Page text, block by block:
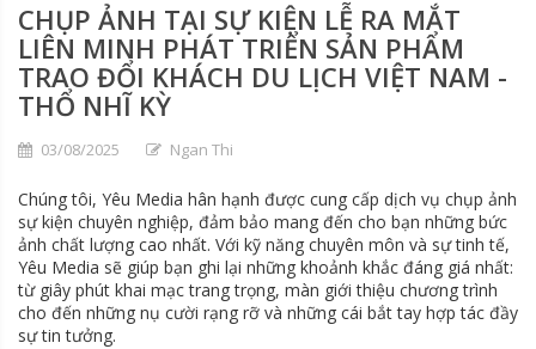
CHỤP ẢNH TẠI SỰ KIỆN LỄ RA MẮT
LIÊN MINH PHÁT TRIỂN SẢN PHẨM
TRAO ĐỔI KHÁCH DU LỊCH VIỆT NAM -
THỔ NHĨ KỲ
03/08/2025 Ngan Thi
Chúng tôi, Yêu Media hân hạnh được cung cấp dịch vụ chụp ảnh
sự kiện chuyên nghiệp, đảm bảo mang đến cho bạn những bức
ảnh chất lượng cao nhất. Với kỹ năng chuyên môn và sự tinh tế,
Yêu Media sẽ giúp bạn ghi lại những khoảnh khắc đáng giá nhất:
từ giây phút khai mạc trang trọng, màn giới thiệu chương trình
cho đến những nụ cười rạng rỡ và những cái bắt tay hợp tác đầy
sự tin tưởng.